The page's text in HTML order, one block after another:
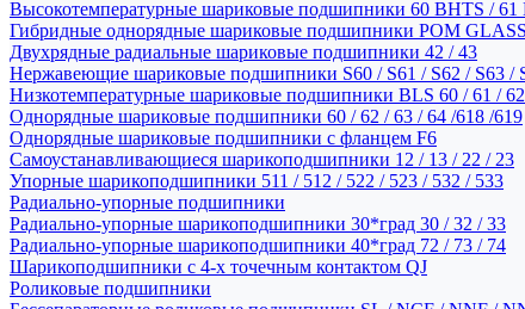
Высокотемпературные шариковые подшипники 60 BHTS / 61
Гибридные однорядные шариковые подшипники POM GLASS
Двухрядные радиальные шариковые подшипники 42 / 43
Нержавеющие шариковые подшипники S60 / S61 / S62 / S63 /
Низкотемпературные шариковые подшипники BLS 60 / 61 /
Однорядные шариковые подшипники 60 / 62 / 63 / 64 /618 /619
Однорядные шариковые подшипники с фланцем F6
Самоустанавливающиеся шарикоподшипники 12 / 13 / 22 / 23
Упорные шарикоподшипники 511 / 512 / 522 / 523 / 532 / 533
Радиально-упорные подшипники
Радиально-упорные шарикоподшипники 30*град 30 / 32 / 33
Радиально-упорные шарикоподшипники 40*град 72 / 73 / 74
Шарикоподшипники с 4-х точечным контактом QJ
Роликовые подшипники